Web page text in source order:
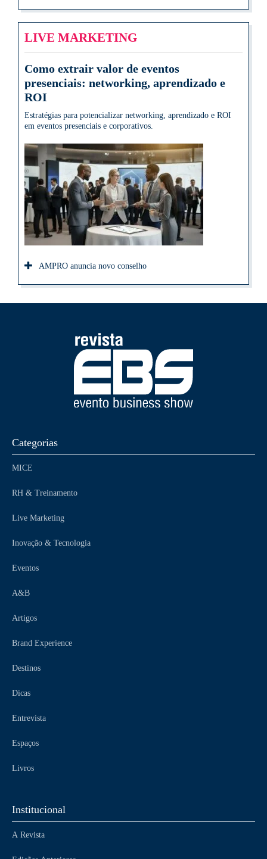
LIVE MARKETING
Como extrair valor de eventos
presenciais: networking, aprendizado e
ROI
Estratégias para potencializar networking, aprendizado e ROI
em eventos presenciais e corporativos.
AMPRO anuncia novo conselho
Categorias
MICE
RH & Treinamento
Live Marketing
Inovação & Tecnologia
Eventos
A&B
Artigos
Brand Experience
Destinos
Dicas
Entrevista
Espaços
Livros
Institucional
A Revista